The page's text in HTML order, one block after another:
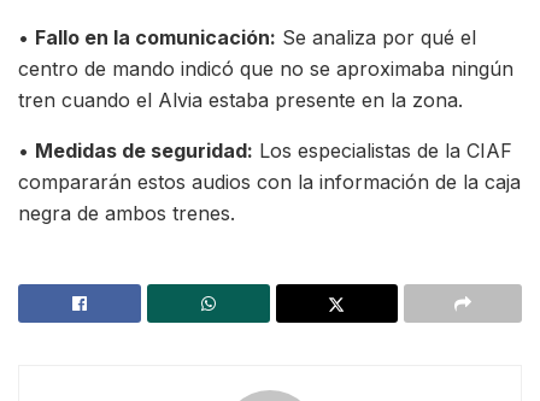
• Fallo en la comunicación: Se analiza por qué el
centro de mando indicó que no se aproximaba ningún
tren cuando el Alvia estaba presente en la zona.
• Medidas de seguridad: Los especialistas de la CIAF
compararán estos audios con la información de la caja
negra de ambos trenes.